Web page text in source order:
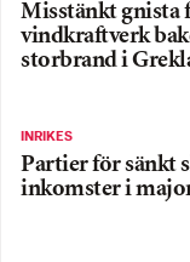
Misstänkt gnista
vindkraftverk
storbrand i
INRIKES
Partier för sänkt
inkomster i